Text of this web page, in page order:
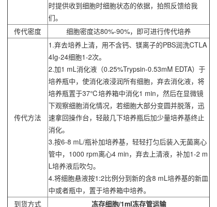
时提供收到细胞时细胞状态的依据，拍照反馈给我
们。
传代密度
细胞密度达80%-90%，即可进行传代培养
传代方法
1.弃去培养上清，用不含钙、镁离子的PBS润洗CTLA
4Ig-24细胞1-2次。
2.加1 mL消化液（0.25%Trypsin-0.53mM EDTA）于
培养瓶中，使消化液浸润所有细胞，弃去消化液，将
培养瓶置于37℃培养箱中消化1 min，然后在显微镜
下观察细胞消化情况，若细胞大部分变圆并脱落，迅
速拿回操作台，轻敲几下培养瓶后加少量培养基终止
消化。
3.按6-8 mL/瓶补加培养基，轻轻打匀后装入无菌离心
管中，1000 rpm离心4 min，弃去上清液，补加1-2 m
L培养液后吹匀。
4.将细胞悬液按1:2比例分到新的含8 mL培养基的新皿
中或者瓶中，置于培养箱中培养。
到货方式
冻存细胞/1ml冻存管运输